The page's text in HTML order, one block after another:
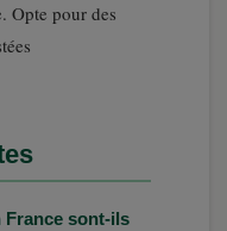
Opte pour des
France sont-ils